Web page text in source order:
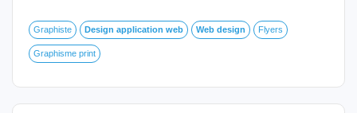
Graphiste Design application web Web design Flyers
Graphisme print